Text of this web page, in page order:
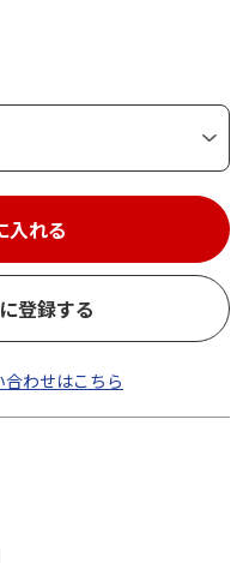
入れる
登録する
わせはこちら